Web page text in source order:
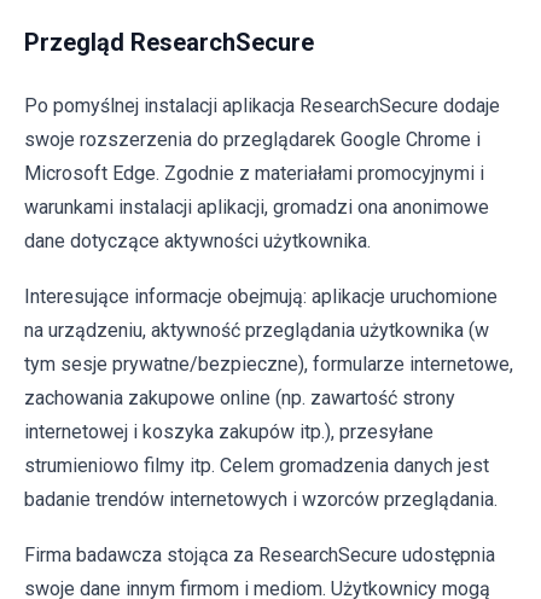
Przegląd ResearchSecure
Po pomyślnej instalacji aplikacja ResearchSecure dodaje
swoje rozszerzenia do przeglądarek Google Chrome i
Microsoft Edge. Zgodnie z materiałami promocyjnymi i
warunkami instalacji aplikacji, gromadzi ona anonimowe
dane dotyczące aktywności użytkownika.
Interesujące informacje obejmują: aplikacje uruchomione
na urządzeniu, aktywność przeglądania użytkownika (w
tym sesje prywatne/bezpieczne), formularze internetowe,
zachowania zakupowe online (np. zawartość strony
internetowej i koszyka zakupów itp.), przesyłane
strumieniowo filmy itp. Celem gromadzenia danych jest
badanie trendów internetowych i wzorców przeglądania.
Firma badawcza stojąca za ResearchSecure udostępnia
swoje dane innym firmom i mediom. Użytkownicy mogą